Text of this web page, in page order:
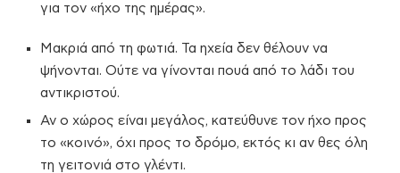
για τον «ήχο της ημέρας».
Μακριά από τη φωτιά. Τα ηχεία δεν θέλουν να
ψήνονται. Ούτε να γίνονται πουά από το λάδι του
αντικριστού.
Αν ο χώρος είναι μεγάλος, κατεύθυνε τον ήχο προς
το «κοινό», όχι προς το δρόμο, εκτός κι αν θες όλη
τη γειτονιά στο γλέντι.